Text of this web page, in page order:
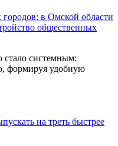
в Омской области
общественных
стало системным:
формируя удобную
на треть быстрее